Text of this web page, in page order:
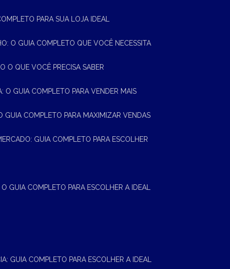
PARA SUA LOJA IDEAL
O GUIA COMPLETO QUE VOCÊ NECESSITA
O QUE VOCÊ PRECISA SABER
O GUIA COMPLETO PARA VENDER MAIS
GUIA COMPLETO PARA MAXIMIZAR VENDAS
GUIA COMPLETO PARA ESCOLHER
O GUIA COMPLETO PARA ESCOLHER A IDEAL
GUIA COMPLETO PARA ESCOLHER A IDEAL